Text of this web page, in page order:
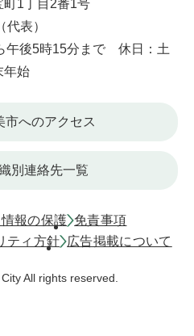
町1丁目2番1号
表）
午後5時15分まで 休日：土
年始
市へのアクセス
別連絡先一覧
報の保護 免責事項
ティ方針
広告掲載について
All rights reserved.